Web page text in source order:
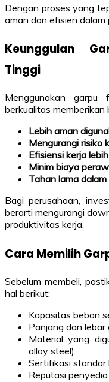
Dengan proses yang
aman dan efisien dalam
Keunggulan
Tinggi
Menggunakan
berkualitas
Lebih aman
Mengurangi risiko
Efisiensi kerja
Minim biaya
Tahan lama
Bagi perusahaan,
berarti mengurangi
produktivitas kerja.
Cara Memilih
Sebelum membeli,
hal berikut:
Kapasitas beban
Panjang dan lebar
Material yang
alloy steel)
Sertifikasi standar
Reputasi